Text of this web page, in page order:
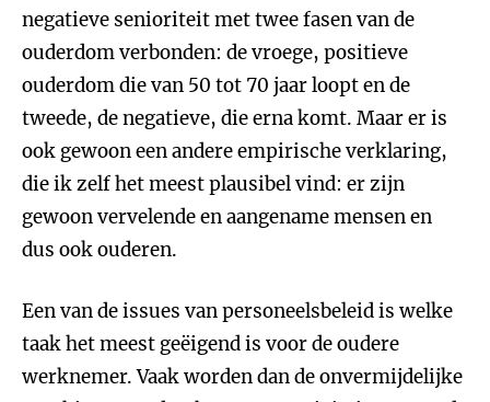
negatieve senioriteit met twee fasen van de
ouderdom verbonden: de vroege, positieve
ouderdom die van 50 tot 70 jaar loopt en de
tweede, de negatieve, die erna komt. Maar er is
ook gewoon een andere empirische verklaring,
die ik zelf het meest plausibel vind: er zijn
gewoon vervelende en aangename mensen en
dus ook ouderen.
Een van de issues van personeelsbeleid is welke
taak het meest geëigend is voor de oudere
werknemer. Vaak worden dan de onvermijdelijke